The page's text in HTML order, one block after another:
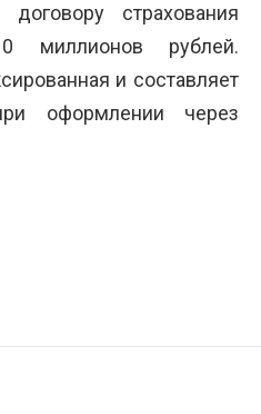
страхования
миллионов рублей.
и составляет
оформлении через